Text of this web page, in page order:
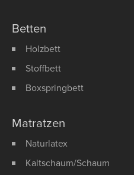
Betten
Holzbett
Stoffbett
Boxspringbett
Matratzen
Naturlatex
Kaltschaum/Schaum